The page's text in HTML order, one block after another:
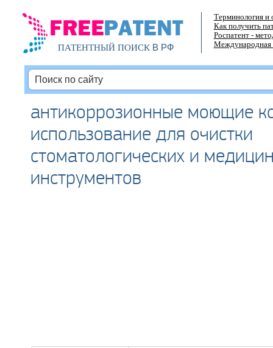
ПАТЕНТНЫЙ ПОИСКВ РФ
Терминология и
Как получить
Роспатент -
Международная
антикоррозионные моющие
использование для очистки
стоматологических и
инструментов